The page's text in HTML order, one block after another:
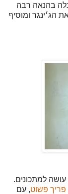
בהנאה רבה
הג׳ינגר ומוסיף
למתכונים.
פריך פשוט, עם